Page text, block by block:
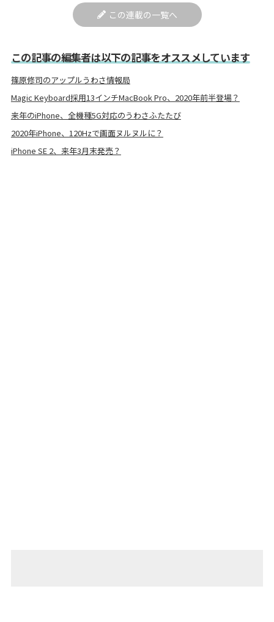
この連載の一覧へ
この記事の編集者は以下の記事をオススメしています
篠原修司のアップルうわさ情報局
Magic Keyboard採用13インチMacBook Pro、2020年前半登場？
来年のiPhone、全機種5G対応のうわさふたたび
2020年iPhone、120Hzで画面ヌルヌルに？
iPhone SE 2、来年3月末発売？